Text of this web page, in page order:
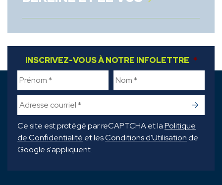
FIRST NAME * LAST NAME *
INSCRIVEZ-VOUS À NOTRE INFOLETTRE *
Ce site est protégé par reCAPTCHA et laPolitique
de Confidentialité et lesConditions d'Utilisationde
Google s'appliquent.
->